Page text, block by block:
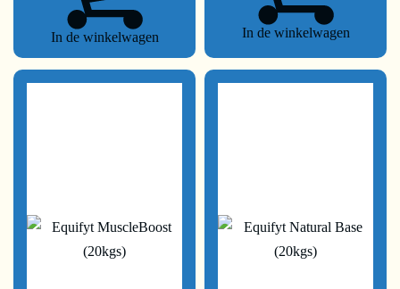
In de winkelwagen In de winkelwagen